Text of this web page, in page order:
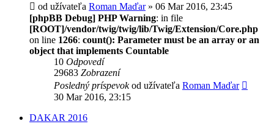
od užívateľa Roman Maďar» 06 Mar 2016, 23:45
[phpBB Debug] PHP Warning: in file
[ROOT]/vendor/twig/twig/lib/Twig/Extension/Core.php
on line 1266: count(): Parameter must be an array or an
object that implements Countable
10 Odpovedí
29683 Zobrazení
Posledný príspevokod užívateľa Roman Maďar
30 Mar 2016, 23:15
DAKAR 2016